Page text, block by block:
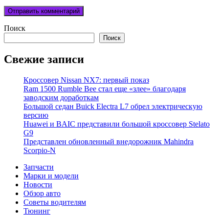
Поиск
Поиск
Свежие записи
Кроссовер Nissan NX7: первый показ
Ram 1500 Rumble Bee стал еще «злее» благодаря
заводским доработкам
Большой седан Buick Electra L7 обрел электрическую
версию
Huawei и BAIC представили большой кроссовер Stelato
G9
Представлен обновленный внедорожник Mahindra
Scorpio-N
Запчасти
Марки и модели
Новости
Обзор авто
Советы водителям
Тюнинг